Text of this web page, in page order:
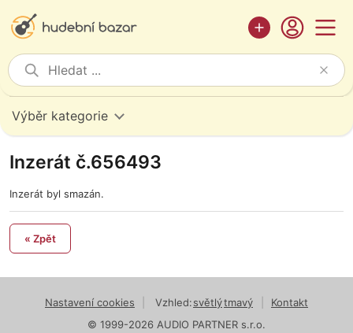
Výběr kategorie
Inzerát č.656493
Inzerát byl smazán.
« Zpět
Nastavení cookies Vzhled:světlýtmavý
Kontakt
© 1999-2026 AUDIO PARTNER s.r.o.